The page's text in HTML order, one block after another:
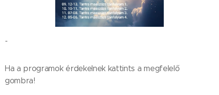
-
Ha a programok érdekelnek kattints a megfelelő
gombra!